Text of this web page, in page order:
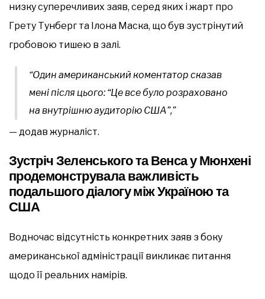
низку суперечливих заяв, серед яких і жарт про
Грету Тунберг та Ілона Маска, що був зустрінутий
гробовою тишею в залі.
“Один американський коментатор сказав
мені після цього: “Це все було розраховано
на внутрішню аудиторію США”,”
— додав журналіст.
Зустріч Зеленського та Венса у Мюнхені
продемонструвала важливість
подальшого діалогу між Україною та
США
Водночас відсутність конкретних заяв з боку
американської адміністрації викликає питання
щодо її реальних намірів.